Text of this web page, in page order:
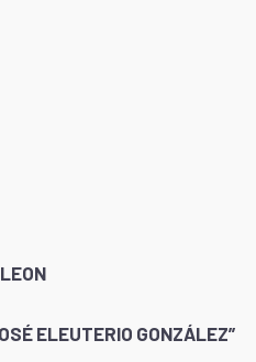
ELEUTERIO GONZÁLEZ”